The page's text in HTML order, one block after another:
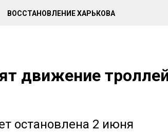
ВОССТАНОВЛЕНИЕ ХАРЬКОВА
движение
остановлена 2 июня